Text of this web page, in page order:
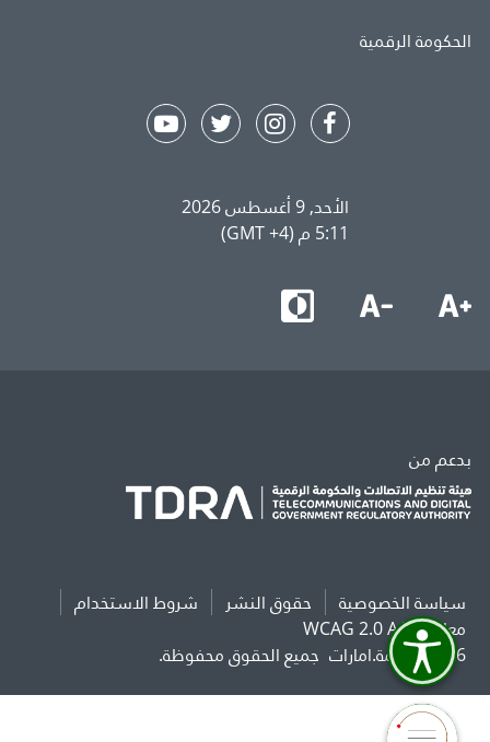
الحكومة الرقمية
الأحد, 9 أغسطس 2026
5:11 م (GMT +4)
بدعم من
سياسة الخصوصية حقوق النشر
شروط الاستخدام
معايير WCAG 2.0 AAA
2026 حكومة.امارات
جميع الحقوق محفوظة.